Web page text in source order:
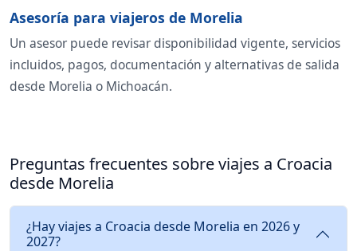
Asesoría para viajeros de Morelia
Un asesor puede revisar disponibilidad vigente, servicios
incluidos, pagos, documentación y alternativas de salida
desde Morelia o Michoacán.
Preguntas frecuentes sobre viajes a Croacia
desde Morelia
¿Hay viajes a Croacia desde Morelia en 2026 y
2027?